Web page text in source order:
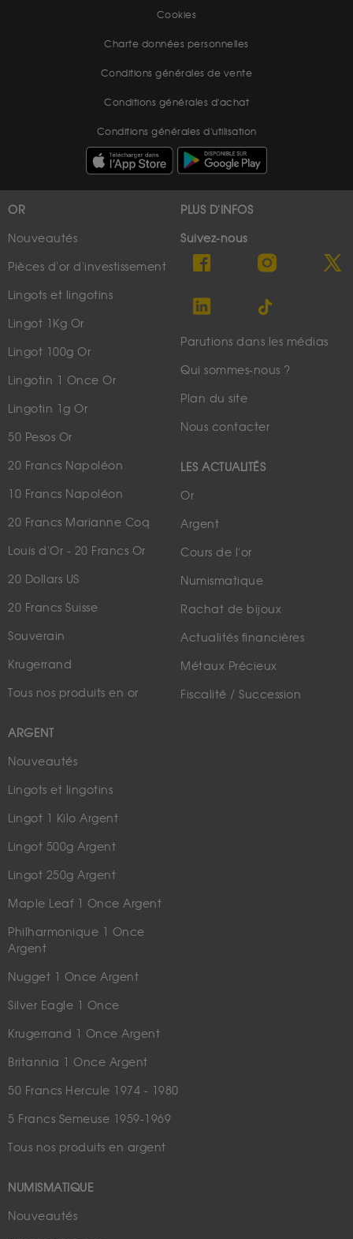
Cookies
Charte données personnelles
Conditions générales de vente
Conditions générales d'achat
Conditions générales d'utilisation
OR
Nouveautés
Pièces d'or d'investissement
Lingots et lingotins
Lingot 1Kg Or
Lingot 100g Or
Lingotin 1 Once Or
Lingotin 1g Or
50 Pesos Or
20 Francs Napoléon
10 Francs Napoléon
20 Francs Marianne Coq
Louis d'Or - 20 Francs Or
20 Dollars US
20 Francs Suisse
Souverain
Krugerrand
Tous nos produits en or
ARGENT
Nouveautés
Lingots et lingotins
Lingot 1 Kilo Argent
Lingot 500g Argent
Lingot 250g Argent
Maple Leaf 1 Once Argent
Philharmonique 1 Once
Argent
Nugget 1 Once Argent
Silver Eagle 1 Once
Krugerrand 1 Once Argent
Britannia 1 Once Argent
50 Francs Hercule 1974 - 1980
5 Francs Semeuse 1959-1969
Tous nos produits en argent
NUMISMATIQUE
Nouveautés
PLUS D'INFOS
Suivez-nous
Parutions dans les médias
Qui sommes-nous ?
Plan du site
Nous contacter
LES ACTUALITÉS
Or
Argent
Cours de l'or
Numismatique
Rachat de bijoux
Actualités financières
Métaux Précieux
Fiscalité / Succession